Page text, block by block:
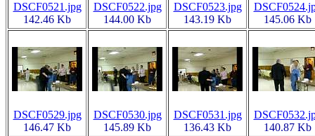
DSCF0521.jpg
142.46 Kb
DSCF0522.jpg
144.00 Kb
DSCF0523.jpg
143.19 Kb
145.06 Kb
DSCF0529.jpg
146.47 Kb
DSCF0530.jpg
145.89 Kb
DSCF0531.jpg
136.43 Kb
140.87 Kb